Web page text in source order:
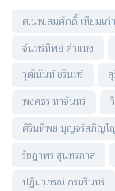
ศ.นพ.สมศักดิ์ เทียมเก่า
จันทร์ทิพย์ คำแหง
วุฒินันท์ ชรินทร์
พงศธร ทาจันทร์
ศิรินทิพย์ บุญจรัสภิญโ
รัชฎาพร สุนทรภาส
ปฏิมาภรณ์ กรมรินทร์